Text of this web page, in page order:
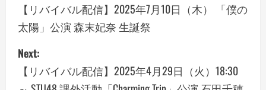
o
s
t
n
【リバイバル配信】2025年7月10日（木） 「僕の
太陽」公演 森末妃奈 生誕祭
Next:
【リバイバル配信】2025年4月29日（火）18:30